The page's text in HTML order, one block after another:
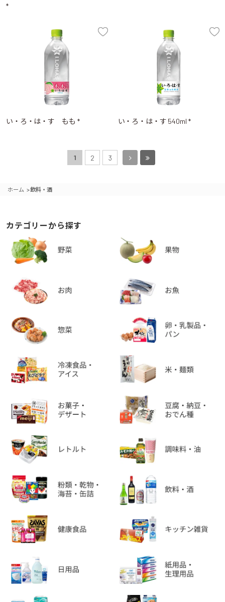
*
い・ろ・は・す もも * い・ろ・は・す 540ml *
1 2 3
ホーム >飲料・酒
カテゴリーから探す